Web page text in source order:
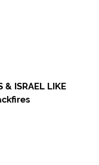
& ISRAEL LIKE